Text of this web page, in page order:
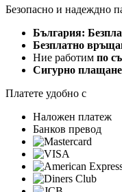
Безопасно и надеждно
България:
Безплатно
Ние работим по
Сигурно плащане
Платете удобно с
Наложен платеж
Банков превод